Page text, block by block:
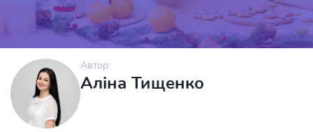
Автор:
Аліна Тищенко